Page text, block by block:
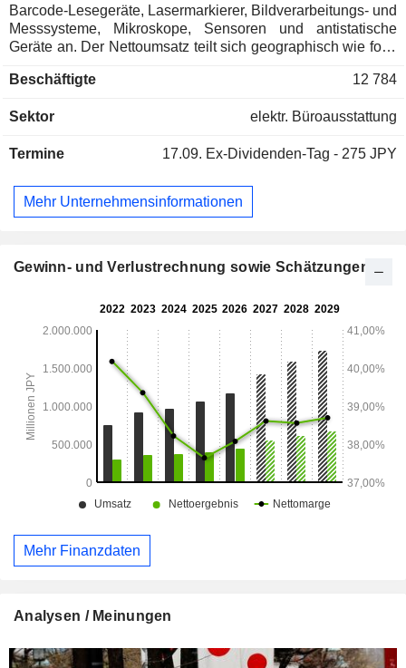
Barcode-Lesegeräte, Lasermarkierer, Bildverarbeitungs- und
Messsysteme, Mikroskope, Sensoren und antistatische
Geräte an. Der Nettoumsatz teilt sich geographisch wie folgt
(14,7%) und andere (27,2%).
Beschäftigte 12 784
Sektor elektr. Büroausstattung
Termine 17.09. Ex-Dividenden-Tag - 275 JPY
Mehr Unternehmensinformationen
Gewinn- und Verlustrechnung sowie Schätzungen
Mehr Finanzdaten
Analysen / Meinungen